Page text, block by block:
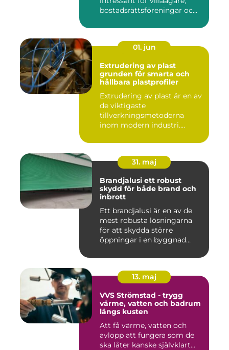
bostadsrättsföreningar oc...
01. jun
Extrudering av plast
grunden för smarta och
hållbara plastprofiler
Extrudering av plast är en av
de viktigaste
tillverkningsmetoderna
inom modern industri.
31. maj
Brandjalusi ett robust
skydd för både brand och
inbrott
Ett brandjalusi är en av de
mest robusta lösningarna
för att skydda större
öppningar i en byggnad
13. maj
VVS Strömstad - trygg
värme, vatten och badrum
längs kusten
Att få värme, vatten och
avlopp att fungera som de
ska låter kanske självklart...